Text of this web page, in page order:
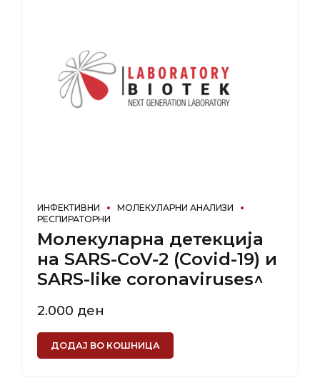
ИНФЕКТИВНИ
МОЛЕКУЛАРНИ АНАЛИЗИ
РЕСПИРАТОРНИ
Молекуларна детекција
на SARS-CoV-2 (Covid-19) и
SARS-like coronaviruses^
2.000 ден
ДОДАЈ ВО КОШНИЦА